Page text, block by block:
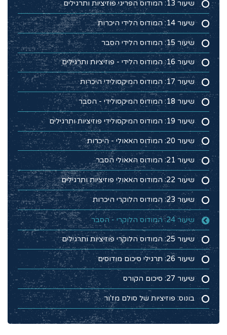
שיעור 13: המודוס הפריגי פוזיציות ותרגילים
שיעור 14: המודוס הלידי היכרות
שיעור 15: המודוס הלידי הסבר
שיעור 16: המודוס הלידי - פוזיציות ותרגילים
שיעור 17: המודוס המיקסולידי היכרות
שיעור 18: המודוס המיקסולידי - הסבר
שיעור 19: המודוס המיקסולידי פוזיציות ותרגילים
שיעור 20: המודוס האאולי - היכרות
שיעור 21: המודוס האאולי הסבר
שיעור 22: המודוס האאולי פוזיציות ותרגילים
שיעור 23: המודוס הלוקרי היכרות
שיעור 24: המודוס הלוקרי - הסבר
שיעור 25: המודוס הלוקרי פוזיציות ותרגילים
שיעור 26: תרגילי סיכום מודוסים
שיעור 27: סיכום הקורס
בונוס: פוזיציות של סולם מז'ור